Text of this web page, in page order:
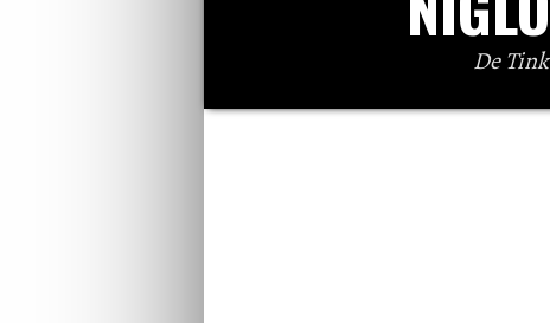
De
Troie (RN 19-10200 Dolancourt)